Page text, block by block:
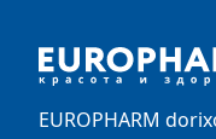
EUROPHARM